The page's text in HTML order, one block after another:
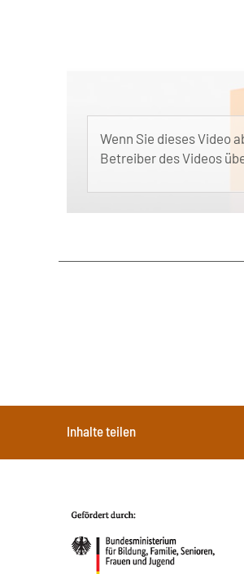
Wenn Sie dieses Video
Betreiber des Videos
Inhalte teilen